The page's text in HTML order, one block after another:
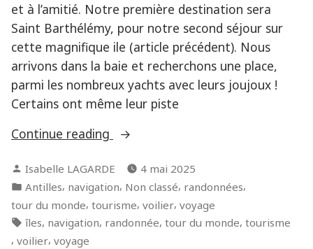
et à l’amitié. Notre première destination sera
Saint Barthélémy, pour notre second séjour sur
cette magnifique ile (article précédent). Nous
arrivons dans la baie et recherchons une place,
parmi les nombreux yachts avec leurs joujoux !
Certains ont même leur piste
Continue reading
« A
découverte
de
Statia,
Saba
Posted
by
Isabelle LAGARDE
4 mai 2025
Posted
in
Antilles, navigation, Non classé, randonnées,
tour du monde, tourisme, voilier, voyage
Tags:
îles, navigation, randonnée, tour du monde, tourisme
, voilier, voyage